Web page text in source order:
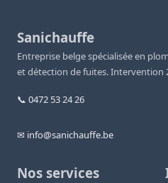
Sanichauffe
Entreprise belge spécialisée en
et détection de fuites. Intervention
📞 0472 53 24 26
✉ info@sanichauffe.be
Nos services